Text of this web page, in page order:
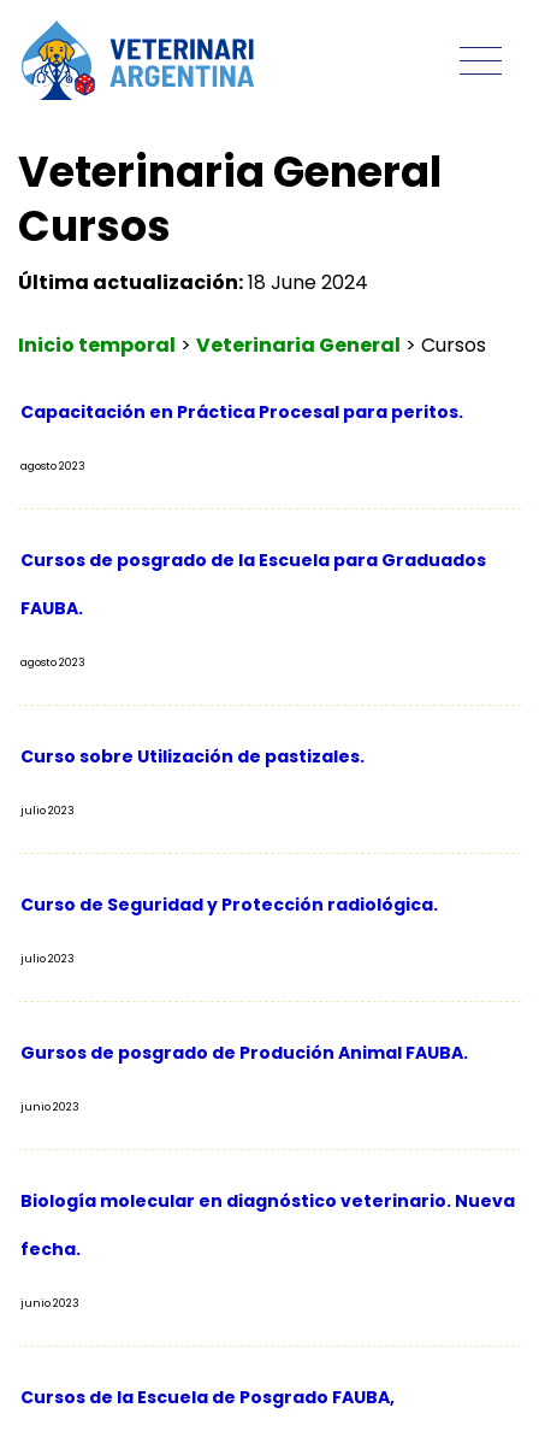
Veterinaria General
Cursos
Última actualización:18 June 2024
Inicio temporal > Veterinaria General > Cursos
Capacitación en Práctica Procesal para peritos.
agosto 2023
Cursos de posgrado de la Escuela para Graduados
FAUBA.
agosto 2023
Curso sobre Utilización de pastizales.
julio 2023
Curso de Seguridad y Protección radiológica.
julio 2023
Gursos de posgrado de Produción Animal FAUBA.
junio 2023
Biología molecular en diagnóstico veterinario. Nueva
fecha.
junio 2023
Cursos de la Escuela de Posgrado FAUBA,